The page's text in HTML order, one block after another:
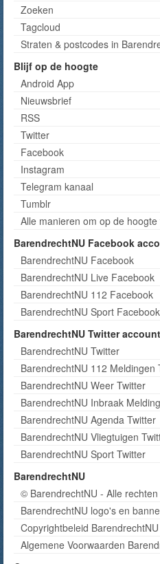
Zoeken
Tagcloud
Straten & postcodes in
Blijf op de hoogte
Android App
Nieuwsbrief
RSS
Twitter
Facebook
Instagram
Telegram kanaal
Tumblr
Alle manieren om op de hoogte
BarendrechtNU Facebook
BarendrechtNU Facebook
BarendrechtNU Live Facebook
BarendrechtNU 112 Facebook
BarendrechtNU Sport Facebook
BarendrechtNU Twitter
BarendrechtNU Twitter
BarendrechtNU 112 Meldingen
BarendrechtNU Weer Twitter
BarendrechtNU Inbraak
BarendrechtNU Agenda Twitter
BarendrechtNU Vliegtuigen
BarendrechtNU Sport Twitter
BarendrechtNU
© BarendrechtNU - Alle
BarendrechtNU logo's en
Copyrightbeleid BarendrechtNU
Algemene Voorwaarden